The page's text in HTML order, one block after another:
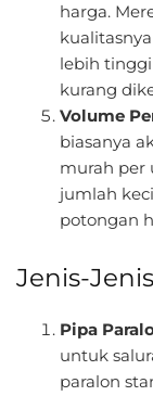
harga.
lebih
kurang
Volume
biasanya
murah per
jumlah
potongan
Jenis-
Pipa
untuk
paralon